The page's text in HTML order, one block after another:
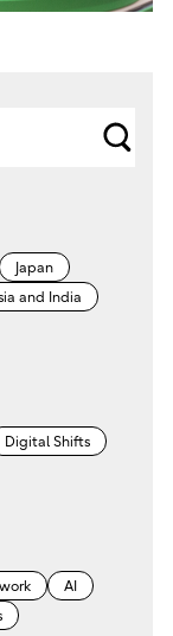
Japan
and India
Digital Shifts
AI